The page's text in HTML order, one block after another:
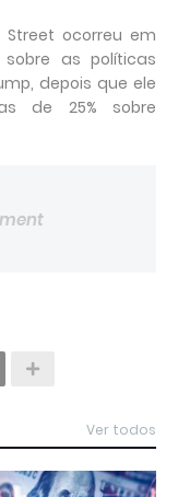
ocorreu em
as políticas
depois que ele
de 25% sobre
Ver todos